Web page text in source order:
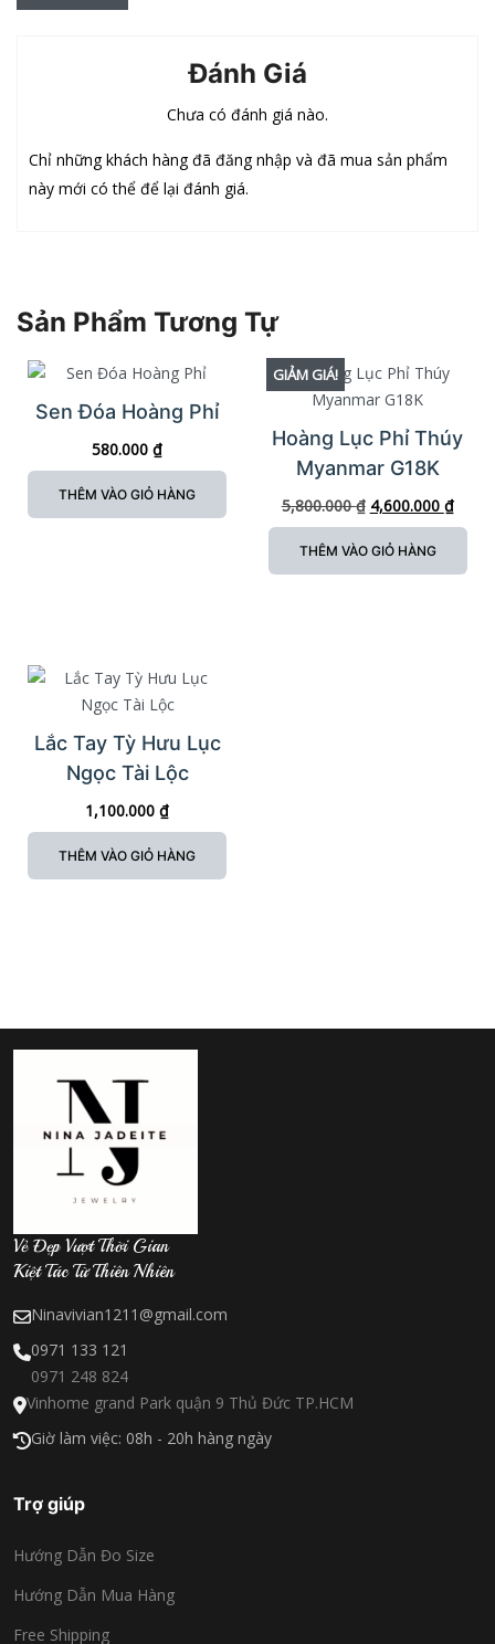
Đánh Giá
Chưa có đánh giá nào.
Chỉ những khách hàng đã đăng nhập và đã mua sản phẩm
này mới có thể để lại đánh giá.
Sản Phẩm Tương Tự
Sen Đóa Hoàng Phỉ
580.000₫
THÊM VÀO GIỎ HÀNG
GIẢM GIÁ!
Hoàng Lục Phỉ Thúy
Myanmar G18K
5,800.000₫ 4,600.000 ₫
THÊM VÀO GIỎ HÀNG
Lắc Tay Tỳ Hưu Lục
Ngọc Tài Lộc
1,100.000₫
THÊM VÀO GIỎ HÀNG
Vẻ Đẹp Vượt Thời Gian
Kiệt Tác Từ Thiên Nhiên
Ninavivian1211@gmail.com
0971 133 121
0971 248 824
Vinhome grand Park quận 9 Thủ Đức TP.HCM
Giờ làm việc: 08h - 20h hàng ngày
Trợ giúp
Hướng Dẫn Đo Size
Hướng Dẫn Mua Hàng
Free Shipping